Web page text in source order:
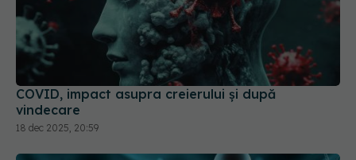
COVID, impact asupra creierului și după
vindecare
18 dec 2025, 20:59